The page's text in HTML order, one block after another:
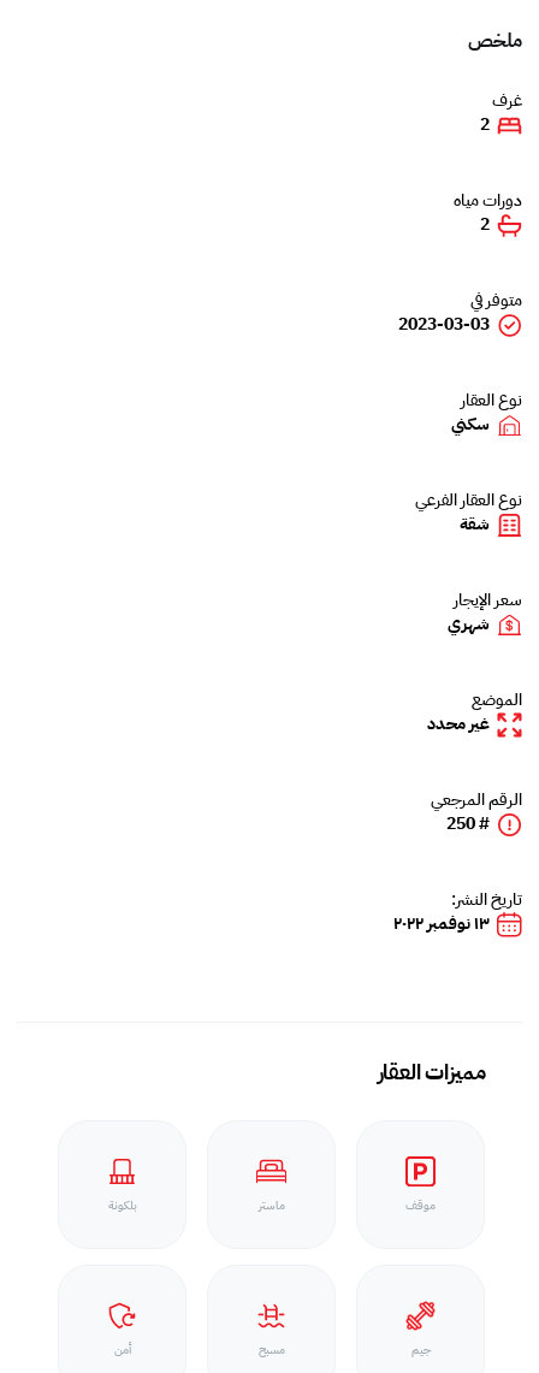
ملخص
غرف
2
دورات مياه
2
متوفر في
2023-03-03
نوع العقار
سكني
نوع العقار الفرعي
شقة
سعر الإيجار
شهري
الموضع
غير محدد
الرقم المرجعي
# 250
تاريخ النشر:
١٣ نوفمبر ٢٠٢٢
مميزات العقار
موقف ماستر بلكونة
جيم مسبح أمن